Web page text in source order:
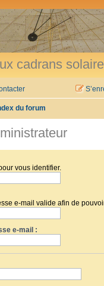
cadrans
du forum
vous identifier.
e-mail valide afin de
e-mail :